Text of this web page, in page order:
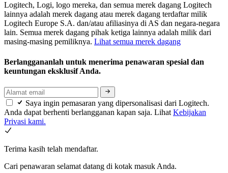
Logitech, Logi, logo mereka, dan semua merek dagang Logitech
lainnya adalah merek dagang atau merek dagang terdaftar milik
Logitech Europe S.A. dan/atau afiliasinya di AS dan negara-negara
lain. Semua merek dagang pihak ketiga lainnya adalah milik dari
masing-masing pemiliknya. Lihat semua merek dagang
Berlanggananlah untuk menerima penawaran spesial dan
keuntungan eksklusif Anda.
Saya ingin pemasaran yang dipersonalisasi dari Logitech.
Anda dapat berhenti berlangganan kapan saja. Lihat Kebijakan
Privasi kami.
Terima kasih telah mendaftar.
Cari penawaran selamat datang di kotak masuk Anda.